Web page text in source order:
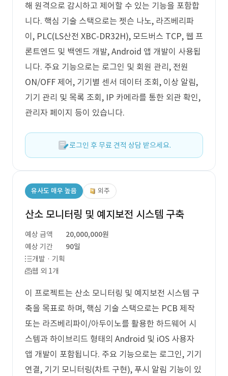
해 원격으로 감시하고 제어할 수 있는 기능을 포함합
니다. 핵심 기술 스택으로는 젯슨 나노, 라즈베리파
이, PLC(LS산전 XBC-DR32H), 모드버스 TCP, 웹 프
론트엔드 및 백엔드 개발, Android 앱 개발이 사용됩
니다. 주요 기능으로는 로그인 및 회원 관리, 전원
ON/OFF 제어, 기기별 센서 데이터 조회, 이상 알림,
기기 관리 및 목록 조회, IP 카메라를 통한 외관 확인,
관리자 페이지 등이 있습니다.
로그인 후 무료 견적 상담 받으세요.
유사도 매우 높음 외주
산소 모니터링 및 예지보전 시스템 구축
예상 금액
20,000,000원
예상 기간
90일
개발 · 기획
웹 외 1개
이 프로젝트는 산소 모니터링 및 예지보전 시스템 구
축을 목표로 하며, 핵심 기술 스택으로는 PCB 제작
또는 라즈베리파이/아두이노를 활용한 하드웨어 시
스템과 하이브리드 형태의 Android 및 iOS 사용자
앱 개발이 포함됩니다. 주요 기능으로는 로그인, 기기
연결, 기기 모니터링(차트 구현), 푸시 알림 기능이 있